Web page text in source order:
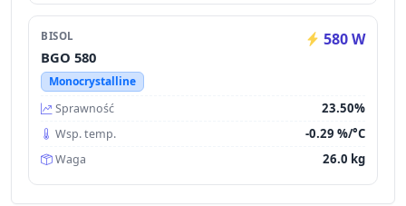
BISOL 580 W
BGO 580
Monocrystalline
Sprawność
23.50%
Wsp. temp. -0.29 %/°C
Waga 26.0 kg